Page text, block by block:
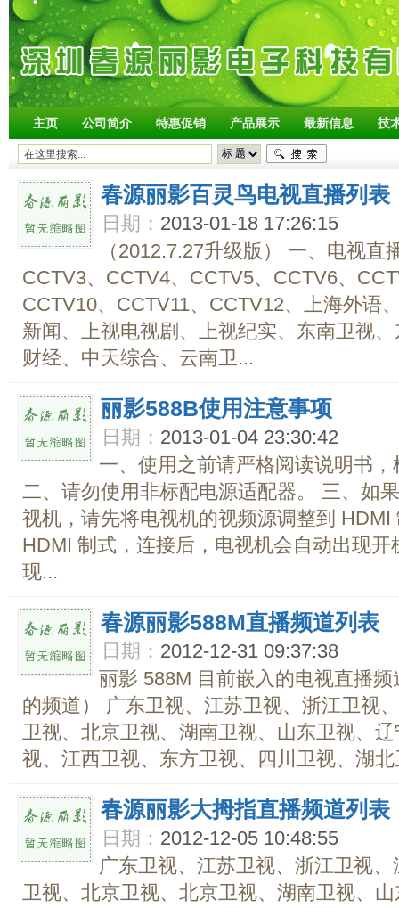
主页 公司简介 特惠促销 产品展示 最新信息 技
春源丽影百灵鸟电视直播列表
日期： 2013-01-18 17:26:15
（2012.7.27升级版） 一、电视直
CCTV3、CCTV4、CCTV5、CCTV6、
CCTV10、CCTV11、CCTV12、上海外语
新闻、上视电视剧、上视纪实、东南卫视
财经、中天综合、云南卫...
丽影588B使用注意事项
日期： 2013-01-04 23:30:42
一、使用之前请严格阅读说明书
二、请勿使用非标配电源适配器。 三、如
视机，请先将电视机的视频源调整到
HDMI 制式，连接后，电视机会自动出现
现...
春源丽影588M直播频道列表
日期： 2012-12-31 09:37:38
丽影 588M 目前嵌入的电视直播
的频道） 广东卫视、江苏卫视、浙江卫视
卫视、北京卫视、湖南卫视、山东卫视、
视、江西卫视、东方卫视、四川卫视、湖
春源丽影大拇指直播频道列表
日期： 2012-12-05 10:48:55
广东卫视、江苏卫视、浙江卫视
卫视、北京卫视、北京卫视、湖南卫视、